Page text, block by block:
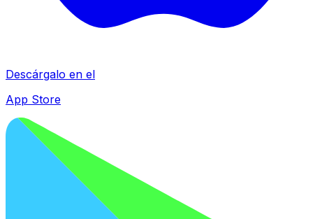
Descárgalo en el
App Store